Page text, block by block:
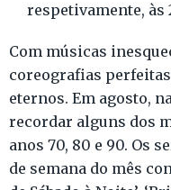
respetivamente, às
Com músicas
coreografias
eternos. Em agosto,
recordar alguns dos
anos 70, 80 e 90. Os
de semana do mês